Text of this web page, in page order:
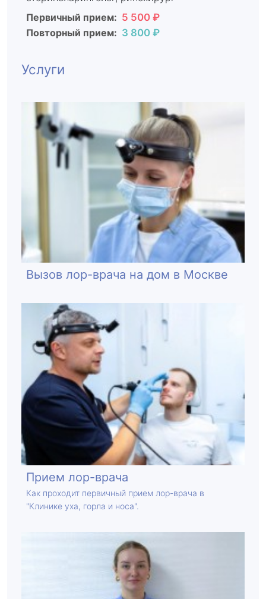
Первичный прием: 5 500 ₽
Повторный прием: 3 800 ₽
Услуги
Вызов лор-врача на дом в Москве
Прием лор-врача
Как проходит первичный прием лор-врача в
"Клинике уха, горла и носа".